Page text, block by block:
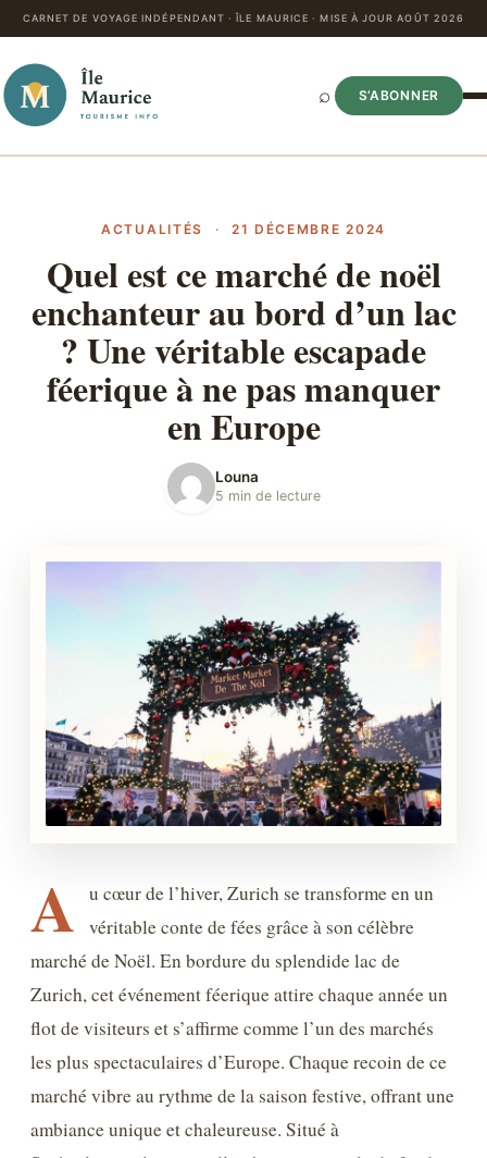
CARNET DE VOYAGE INDÉPENDANT · ÎLE MAURICE · MISE À JOUR AOÛT 2026
⌕ S’ABONNER
ACTUALITÉS · 21 DÉCEMBRE 2024
Quel est ce marché de noël
enchanteur au bord d’un lac
? Une véritable escapade
féerique à ne pas manquer
en Europe
Louna
5 min de lecture
A
u cœur de l’hiver, Zurich se transforme en un
véritable conte de fées grâce à son célèbre
marché de Noël. En bordure du splendide lac de
Zurich, cet événement féerique attire chaque année un
flot de visiteurs et s’affirme comme l’un des marchés
les plus spectaculaires d’Europe. Chaque recoin de ce
marché vibre au rythme de la saison festive, offrant une
ambiance unique et chaleureuse. Situé à